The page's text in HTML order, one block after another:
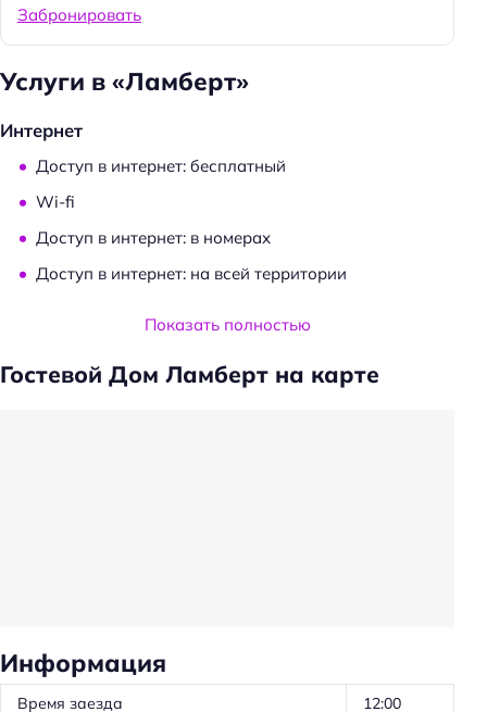
Забронировать
Услуги в «Ламберт»
Интернет
Доступ в интернет: бесплатный
Wi-fi
Доступ в интернет: в номерах
Доступ в интернет: на всей территории
Услуги и удобства
Оборудование для кухни: чайник
Показать полностью
Гостевой Дом Ламберт на карте
Информация
Время заезда 12:00